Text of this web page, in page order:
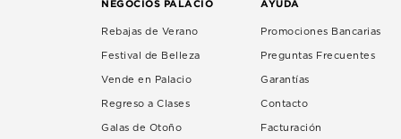
NEGOCIOS PALACIO
Rebajas de Verano
Festival de Belleza
Vende en Palacio
Regreso a Clases
Galas de Otoño
AYUDA
Promociones Bancarias
Preguntas Frecuentes
Garantías
Contacto
Facturación